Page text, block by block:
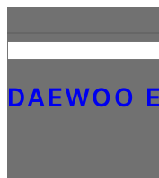
to
content
DAEWOO